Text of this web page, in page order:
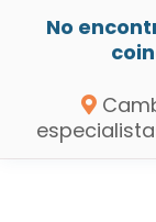
No